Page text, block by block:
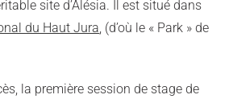
site d’Alésia. Il est situé dans
du Haut Jura, (d’où le « Park » de
la première session de stage de